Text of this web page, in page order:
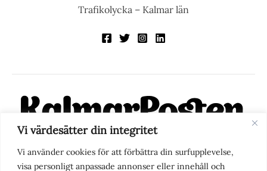
Vi värdesätter din integritet
Vi använder cookies för att förbättra din surfupplevelse,
visa personligt anpassade annonser eller innehåll och
Trafikolycka – Kalmar län
KalmarPosten är en modern lokalnyhetstidning på nätet. Med
fokus på Kalmarregionen, men också med blick för det större
perspektivet, vill vi vara din självklara kanal för nyheter,